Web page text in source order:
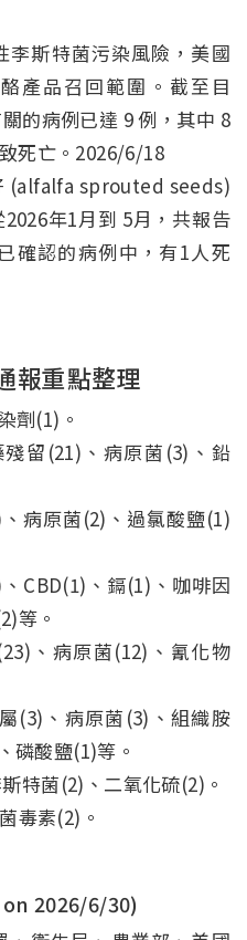
李斯特菌污染風險，美國
產品召回範圍。截至目
的病例已達 9 例，其中 8
死亡。2026/6/18
(alfalfa sprouted seeds)
年1月到 5月，共報告
確認的病例中，有1人死
報重點整理
劑(1)。
留(21)、病原菌(3)、鉛
病原菌(2)、過氯酸鹽(1)
CBD(1)、鎘(1)、咖啡因
等。
、病原菌(12)、氰化物
(3)、病原菌(3)、組織胺
磷酸鹽(1)等。
特菌(2)、二氧化硫(2)。
毒素(2)。
2026/6/30)